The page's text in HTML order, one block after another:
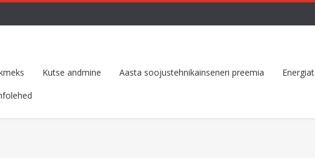
Kutse andmine Aasta soojustehnikainseneri preemia